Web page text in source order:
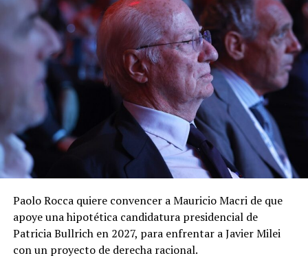
Paolo Rocca quiere convencer a Mauricio Macri de que
apoye una hipotética candidatura presidencial de
Patricia Bullrich en 2027, para enfrentar a Javier Milei
con un proyecto de derecha racional.